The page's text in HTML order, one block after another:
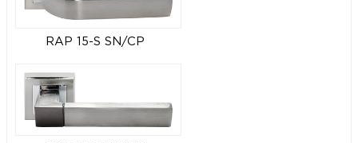
RAP 15-S SN/CP